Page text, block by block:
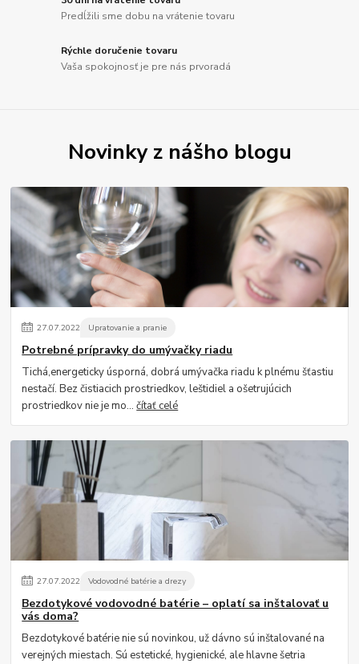
Predĺžili sme dobu na vrátenie tovaru
Rýchle doručenie tovaru
Vaša spokojnosť je pre nás prvoradá
Novinky z nášho blogu
27.07.2022 Upratovanie a pranie
Potrebné prípravky do umývačky riadu
Tichá,energeticky úsporná, dobrá umývačka riadu k plnému šťastiu
nestačí. Bez čistiacich prostriedkov, leštidiel a ošetrujúcich
prostriedkov nie je mo...čítať celé
27.07.2022 Vodovodné batérie a drezy
Bezdotykové vodovodné batérie – oplatí sa inštalovať u
vás doma?
Bezdotykové batérie nie sú novinkou, už dávno sú inštalované na
verejných miestach. Sú estetické, hygienické, ale hlavne šetria